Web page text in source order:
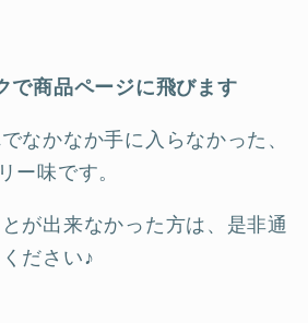
で商品ページに飛びます
なかなか手に入らなかった、
ー味です。
が出来なかった方は、是非通
ださい♪